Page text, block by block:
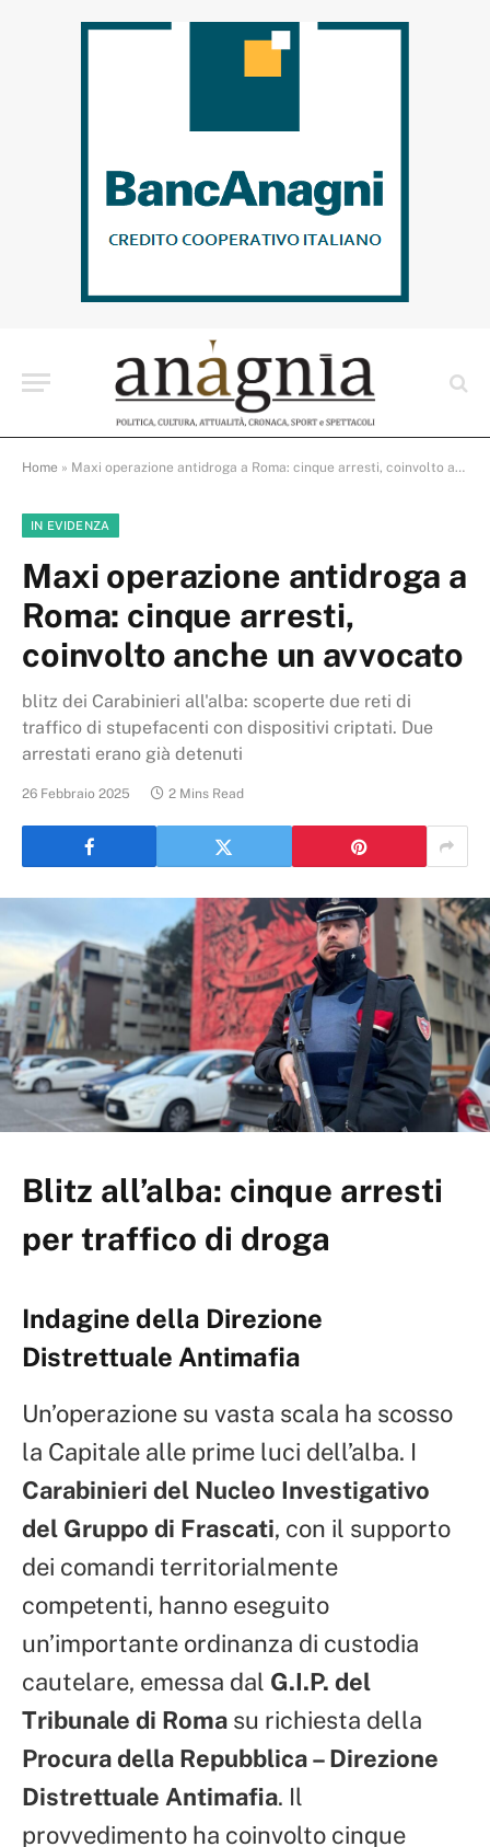
Home » Maxi operazione antidroga a Roma: cinque arresti, coinvolto anche un avvocato
IN EVIDENZA
Maxi operazione antidroga a
Roma: cinque arresti,
coinvolto anche un avvocato
blitz dei Carabinieri all'alba: scoperte due reti di
traffico di stupefacenti con dispositivi criptati. Due
arrestati erano già detenuti
26 Febbraio 2025 2 Mins Read
Blitz all’alba: cinque arresti
per traffico di droga
Indagine della Direzione
Distrettuale Antimafia
Un’operazione su vasta scala ha scosso
la Capitale alle prime luci dell’alba. I
Carabinieri del Nucleo Investigativo
del Gruppo di Frascati, con il supporto
dei comandi territorialmente
competenti, hanno eseguito
un’importante ordinanza di custodia
cautelare, emessa dal G.I.P. del
Tribunale di Roma su richiesta della
Procura della Repubblica – Direzione
Distrettuale Antimafia. Il
provvedimento ha coinvolto cinque